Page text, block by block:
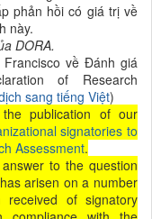
phản hồi có giá trị về
này.
DORA.
về Đánh giá
of Research
sang tiếng Việt)
publication of our
signatories to
Assessment.
to the question
has arisen on a number
of signatory